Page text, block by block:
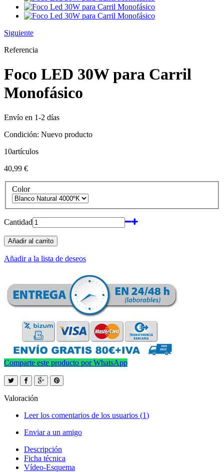
Siguiente
Referencia
Foco LED 30W para Carril
Monofásico
Envío en 1-2 días
Condición: Nuevo producto
10artículos
40,99 €
Color
Cantidad
Añadir al carrito
Añadir a la lista de deseos
Comparte este producto por WhatsApp
Valoración
Leer los comentarios de los usuarios (1)
Enviar a un amigo
Descripción
Ficha técnica
Vídeo-Esquema